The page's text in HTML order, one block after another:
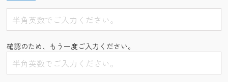
確認のため、もう一度ご入力ください。